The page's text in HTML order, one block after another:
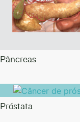
Pâncreas
Próstata